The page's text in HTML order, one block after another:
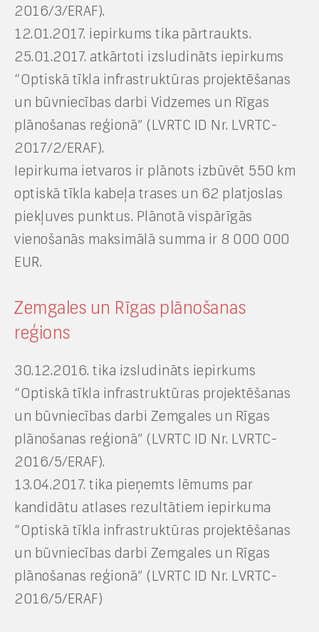
2016/3/ERAF).
12.01.2017. iepirkums tika pārtraukts.
25.01.2017. atkārtoti izsludināts iepirkums
“Optiskā tīkla infrastruktūras projektēšanas
un būvniecības darbi Vidzemes un Rīgas
plānošanas reģionā” (LVRTC ID Nr. LVRTC-
2017/2/ERAF).
Iepirkuma ietvaros ir plānots izbūvēt 550 km
optiskā tīkla kabeļa trases un 62 platjoslas
piekļuves punktus. Plānotā vispārīgās
vienošanās maksimālā summa ir 8 000 000
EUR.
Zemgales un Rīgas plānošanas
reģions
30.12.2016. tika izsludināts iepirkums
“Optiskā tīkla infrastruktūras projektēšanas
un būvniecības darbi Zemgales un Rīgas
plānošanas reģionā” (LVRTC ID Nr. LVRTC-
2016/5/ERAF).
13.04.2017. tika pieņemts lēmums par
kandidātu atlases rezultātiem iepirkuma
“Optiskā tīkla infrastruktūras projektēšanas
un būvniecības darbi Zemgales un Rīgas
plānošanas reģionā” (LVRTC ID Nr. LVRTC-
2016/5/ERAF)